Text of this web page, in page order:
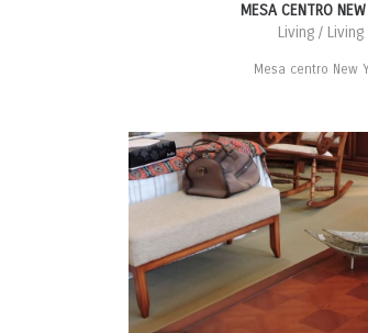
MESA CENTRO NEW
Living / Living
Mesa centro New